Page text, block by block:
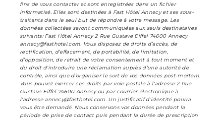
fins de vous contacter et sont enregistrées dans un fichier
informatisé. Elles sont destinées à Fast Hôtel Annecy et ses sous-
traitants dans le seul but de répondre à votre message. Les
données collectées seront communiquées aux seuls destinataires
suivants: Fast Hôtel Annecy 2 Rue Gustave Eiffel 74600 Annecy
annecy@fasthotel.com. Vous disposez de droits d’accès, de
rectification, d’effacement, de portabilité, de limitation,
d’opposition, de retrait de votre consentement à tout moment et
du droit d’introduire une réclamation auprès d’une autorité de
contrôle, ainsi que d’organiser le sort de vos données post-mortem.
Vous pouvez exercer ces droits par voie postale à l'adresse 2 Rue
Gustave Eiffel 74600 Annecy ou par courrier électronique à
l'adresse annecy@fasthotel.com. Un justificatif d'identité pourra
vous être demandé. Nous conservons vos données pendant la
période de prise de contact puis pendant la durée de prescription